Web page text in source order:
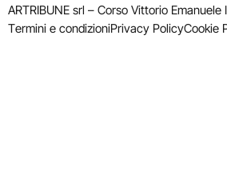
ARTRIBUNE srl – Corso Vittorio
Termini e condizioniPrivacy PolicyCookie